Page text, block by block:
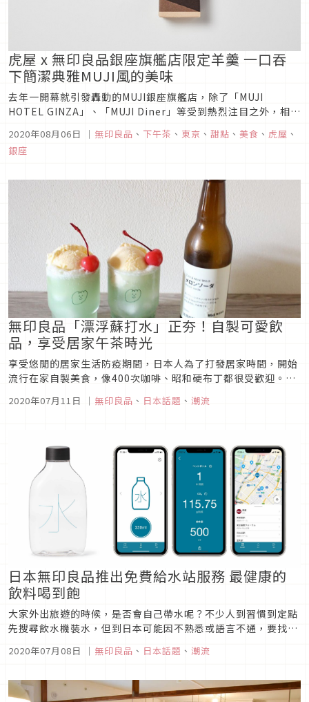
虎屋 x 無印良品銀座旗艦店限定羊羹 一口吞
下簡潔典雅MUJI風的美味
去年一開幕就引發轟動的MUJI銀座旗艦店，除了「MUJI
HOTEL GINZA」、「MUJI Diner」等受到熱烈注目之外，相信
不少人也很驚喜，原本設計做藝文展覽空間的「ATELIER
MUJI」一起回來啦！這個凝聚MUJI理念的創意空間，常舉辦設
計、建築與飲食為主題的各式活動， 今年為慶祝開業...
2020年08月06日 ｜ 無印良品 、 下午茶 、 東京 、 甜點 、 美食 、 虎屋 、
銀座
無印良品「漂浮蘇打水」正夯！自製可愛飲
品，享受居家午茶時光
享受悠閒的居家生活防疫期間，日本人為了打發居家時間，開始
流行在家自製美食，像400次咖啡、昭和硬布丁都很受歡迎。難
DIY美食之外，其實無印良品也有推出許多商品，讓你在家就能
2020年07月11日 ｜ 無印良品 、 日本話題 、 潮流
日本無印良品推出免費給水站服務 最健康的
飲料喝到飽
大家外出旅遊的時候，是否會自己帶水呢？不少人到習慣到定點
先搜尋飲水機裝水，但到日本可能因不熟悉或語言不通，要找到
服務，於全國113間店舖都設有給水機，同時搭配這項服務，推
造。「自行填裝水瓶...
2020年07月08日 ｜ 無印良品 、 日本話題 、 潮流